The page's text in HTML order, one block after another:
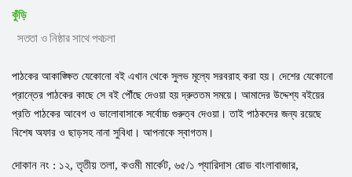
কুঁড়ি
সততা ও নিষ্ঠার সাথে পথচলা
পাঠকের আকাঙ্ক্ষিত যেকোনো বই এখান থেকে সুলভ মূল্যে সরবরাহ করা হয়। দেশের যেকোনো
প্রান্তের পাঠকের কাছে সে বই পৌঁছে দেওয়া হয় দ্রুততম সময়ে। আমাদের উদ্দেশ্য বইয়ের
প্রতি পাঠকের আবেগ ও ভালোবাসাকে সর্বোচ্চ গুরুত্ব দেওয়া। তাই পাঠকদের জন্য রয়েছে
বিশেষ অফার ও ছাড়সহ নানা সুবিধা। আপনাকে স্বাগতম।
দোকান নং : ১২, তৃতীয় তলা, কওমী মার্কেট, ৬৫/১ প্যারিদাস রোড বাংলাবাজার,